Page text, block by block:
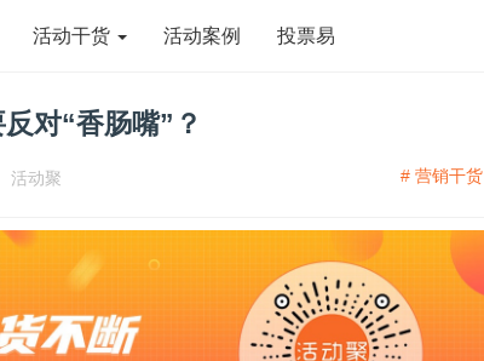
活动干货 活动案例 投票易
对“香肠嘴”？
# 营销干货
活动聚